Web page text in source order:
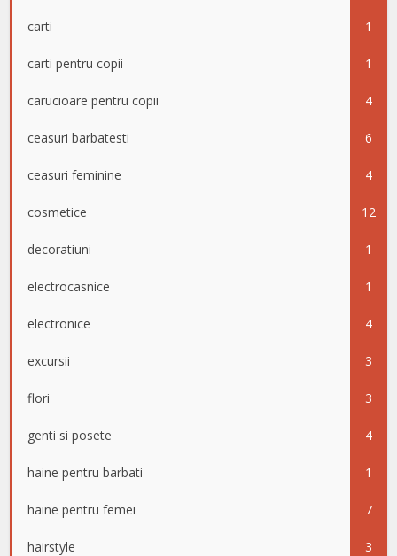
carti 1
carti pentru copii 1
carucioare pentru copii 4
ceasuri barbatesti 6
ceasuri feminine 4
cosmetice 12
decoratiuni 1
electrocasnice 1
electronice 4
excursii 3
flori 3
genti si posete 4
haine pentru barbati 1
haine pentru femei 7
hairstyle 3